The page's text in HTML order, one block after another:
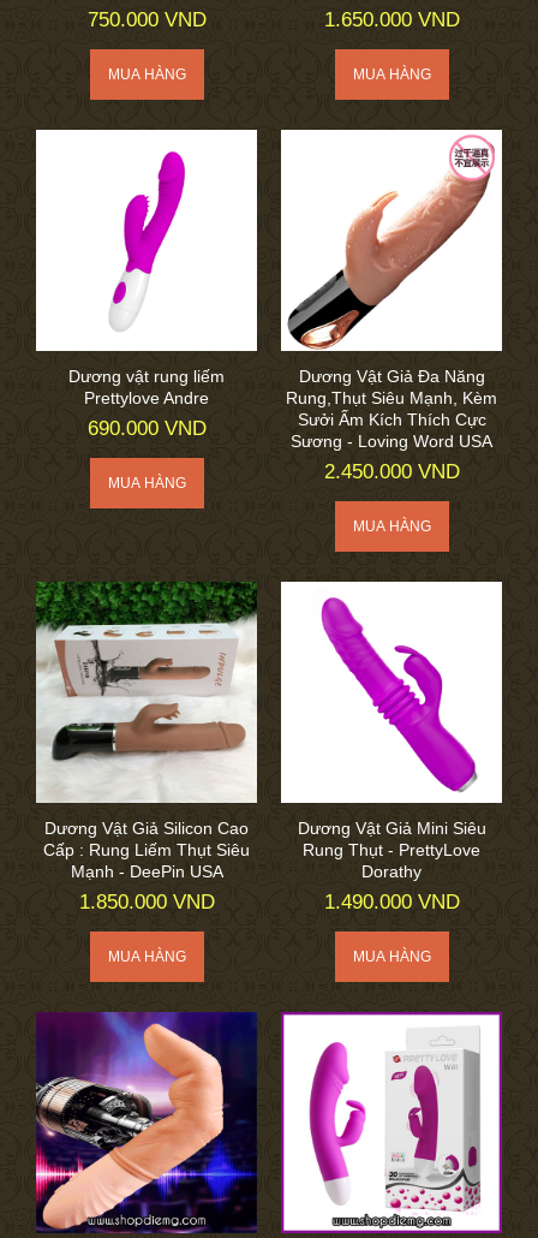
750.000 VND 1.650.000 VND
Dương vật rung liếm
Prettylove Andre
690.000 VND
Dương Vật Giả Đa Năng
Rung,Thụt Siêu Mạnh, Kèm
Sưởi Ấm Kích Thích Cực
Sương - Loving Word USA
2.450.000 VND
Dương Vật Giả Silicon Cao
Cấp : Rung Liếm Thụt Siêu
Mạnh - DeePin USA
1.850.000 VND
Dương Vật Giả Mini Siêu
Rung Thụt - PrettyLove
Dorathy
1.490.000 VND